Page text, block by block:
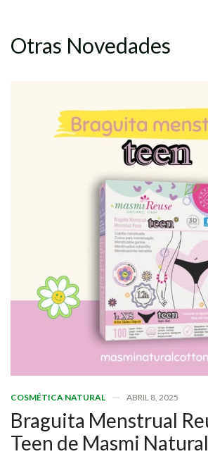
Otras Novedades
COSMÉTICA NATURAL ABRIL 8, 2025
Braguita Menstrual
Teen de Masmi